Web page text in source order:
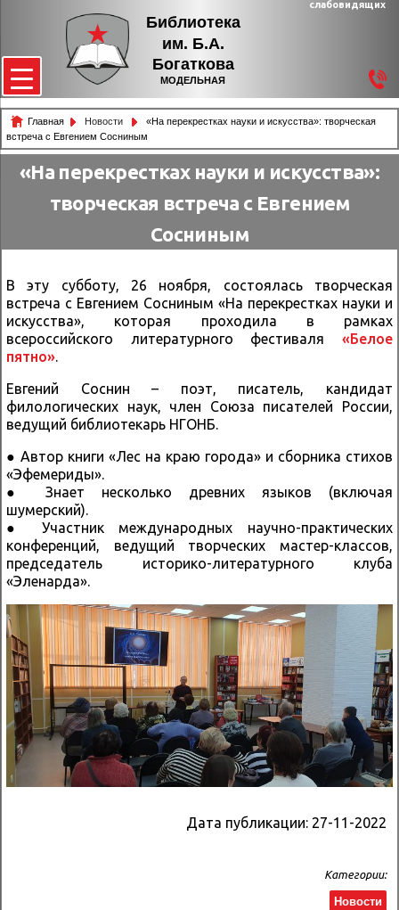
Библиотека
им. Б.А.
Богаткова
МОДЕЛЬНАЯ
слабовидящих
Главная Новости
«На перекрестках науки и искусства»: творческая
встреча с Евгением Сосниным
«На перекрестках науки и искусства»:
творческая встреча с Евгением
Сосниным
В эту субботу, 26 ноября, состоялась творческая
встреча с Евгением Сосниным «На перекрестках науки и
искусства», которая проходила в рамках
всероссийского литературного фестиваля «Белое
пятно».
Евгений Соснин – поэт, писатель, кандидат
филологических наук, член Союза писателей России,
ведущий библиотекарь НГОНБ.
● Автор книги «Лес на краю города» и сборника стихов
«Эфемериды».
● Знает несколько древних языков (включая
шумерский).
● Участник международных научно-практических
конференций, ведущий творческих мастер-классов,
председатель историко-литературного клуба
«Эленарда».
Дата публикации: 27-11-2022
Категории:
Новости